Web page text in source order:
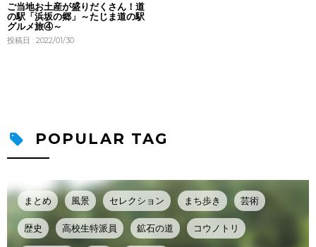
ご当地お土産が盛りだくさん！道
の駅「浜坂の郷」～たじま道の駅
グルメ旅④～
投稿日 : 2022/01/30
POPULAR TAG
まとめ 風景 セレクション まち歩き 芸術
歴史 高校生特派員 鉱石の道 コウノトリ